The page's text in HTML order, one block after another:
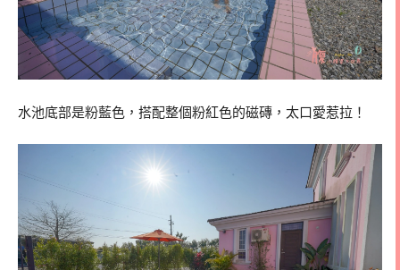
水池底部是粉藍色，搭配整個粉紅色的磁磚，太口愛惹拉！